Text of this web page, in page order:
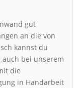
gut
an die von
kannst du
bei unserem
die
in Handarbeit